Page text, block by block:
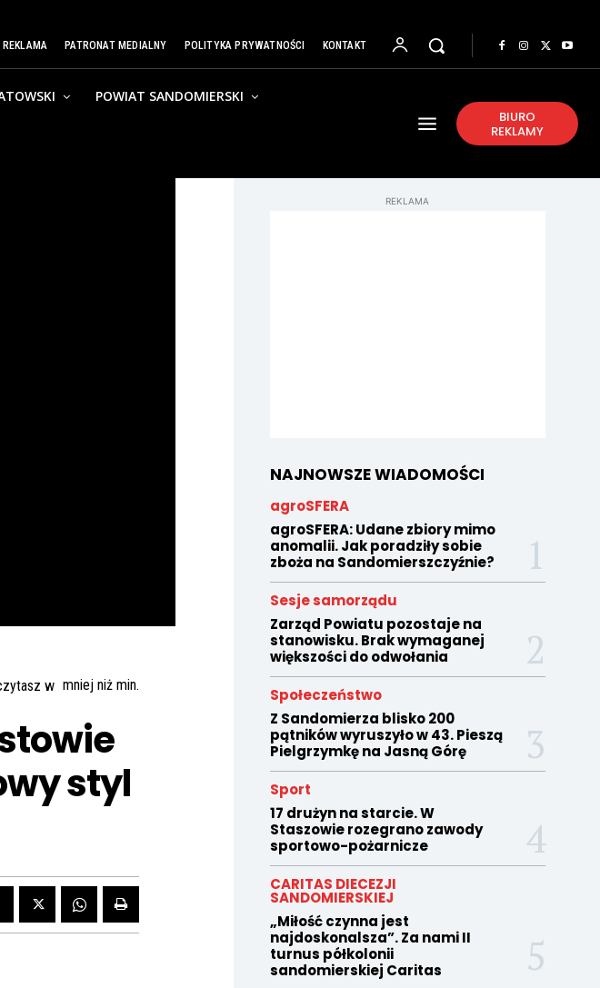
REKLAMA PATRONAT MEDIALNY POLITYKA PRYWATNOŚCI KONTAKT
POWIAT SANDOMIERSKI
BIURO
REKLAMY
w mniej niżmin.
styl
REKLAMA
NAJNOWSZE WIADOMOŚCI
agroSFERA
agroSFERA: Udane zbiory mimo
anomalii. Jak poradziły sobie
zboża na Sandomierszczyźnie?
Sesje samorządu
Zarząd Powiatu pozostaje na
stanowisku. Brak wymaganej
większości do odwołania
Społeczeństwo
Z Sandomierza blisko 200
pątników wyruszyło w 43. Pieszą
Pielgrzymkę na Jasną Górę
Sport
17 drużyn na starcie. W
Staszowie rozegrano zawody
sportowo-pożarnicze
CARITAS DIECEZJI
SANDOMIERSKIEJ
„Miłość czynna jest
najdoskonalsza”. Za nami II
turnus półkolonii
sandomierskiej Caritas